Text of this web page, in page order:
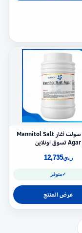
مانيتول سولت أغار Mannitol Salt
Agar تسوق اونلاين
ر.ي12,735
✓متوفر
عرض المنتج